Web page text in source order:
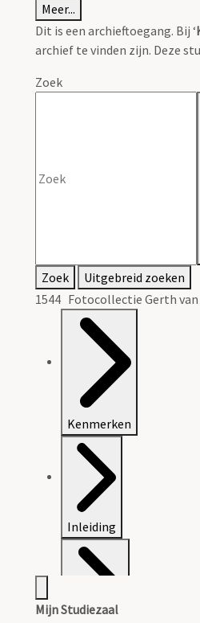
Meer...
Dit is een archieftoegang. Bij ‘
archief te vinden zijn. Deze
Zoek
Zoek
Uitgebreid zoeken
1544 Fotocollectie Gerth van
Kenmerken
Inleiding
Mijn Studiezaal